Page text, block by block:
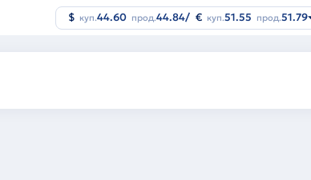
$ куп.44.60 прод.44.84/ € куп.51.55 прод.51.79